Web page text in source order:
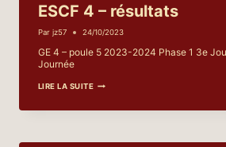
ESCF 4 – résultats
Par jz57 24/10/2023
GE 4 – poule 5 2023-2024 Phase 1 3e
Journée
LIRE LA SUITEESCF
4
RÉSULTATS